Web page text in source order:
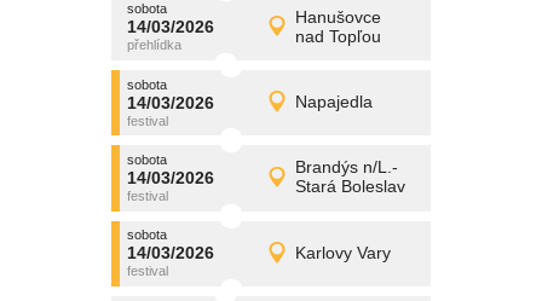
sobota
14/03/2026
Hanušovce
nad Topľou
sobota
14/03/2026 Detail
promítání
sobota
14/03/2026 Napajedla
sobota
14/03/2026 Detail
promítání
sobota
14/03/2026
Brandýs n/L.-
Stará Boleslav
sobota
14/03/2026 Detail
promítání
sobota
14/03/2026 Karlovy Vary
sobota
14/03/2026 Detail
promítání